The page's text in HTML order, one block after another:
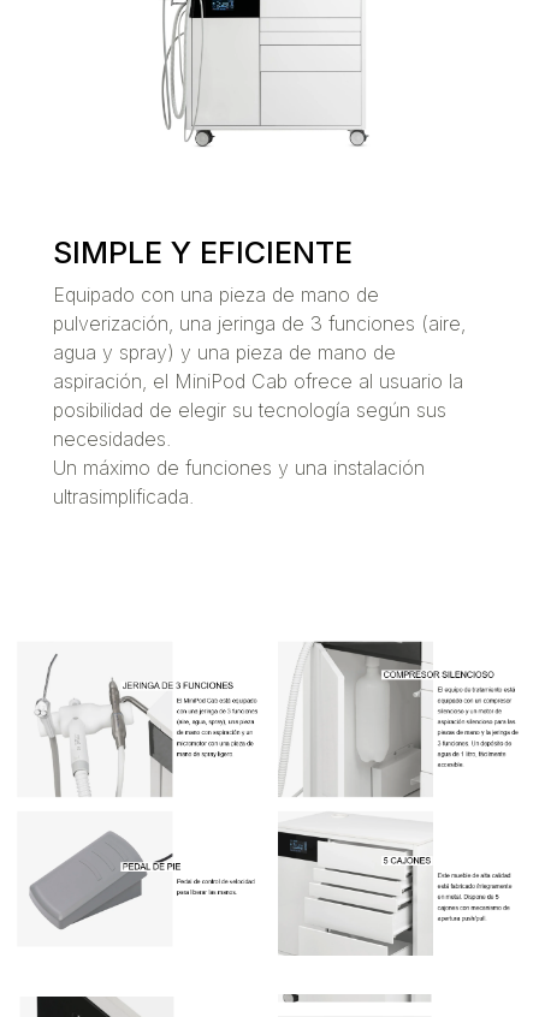
SIMPLE Y EFICIENTE
Equipado con una pieza de mano de
pulverización, una jeringa de 3 funciones (aire,
agua y spray) y una pieza de mano de
aspiración, el MiniPod Cab ofrece al usuario la
posibilidad de elegir su tecnología según sus
necesidades.
Un máximo de funciones y una instalación
ultrasimplificada.